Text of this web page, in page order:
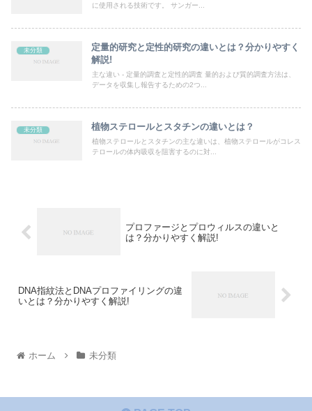
に使用される技術です。 サンガー...
未分類
定量的研究と定性的研究の違いとは？分かりやすく
解説!
主な違い - 定量的調査と定性的調査 量的および質的調査方法は、
データを収集し報告するための2つ...
未分類 植物ステロールとスタチンの違いとは？
植物ステロールとスタチンの主な違いは、植物ステロールがコレス
テロールの体内吸収を阻害するのに対...
プロファージとプロウィルスの違いと
は？分かりやすく解説!
DNA指紋法とDNAプロファイリングの違
いとは？分かりやすく解説!
ホーム 未分類